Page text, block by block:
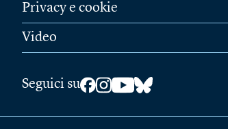
Privacy e cookie
Video
Seguici su